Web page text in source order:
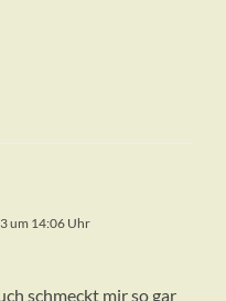
um 14:06 Uhr
schmeckt mir so gar